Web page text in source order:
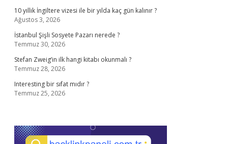
10 yıllık İngiltere vizesi ile bir yılda kaç gün kalınır ?
Ağustos 3, 2026
İstanbul Şişli Sosyete Pazarı nerede ?
Temmuz 30, 2026
Stefan Zweig’in ilk hangi kitabı okunmalı ?
Temmuz 28, 2026
Interesting bir sıfat mıdır ?
Temmuz 25, 2026